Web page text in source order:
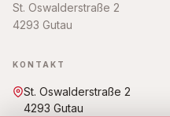
St. Oswalderstraße 2
4293 Gutau
KONTAKT
St. Oswalderstraße 2
4293 Gutau